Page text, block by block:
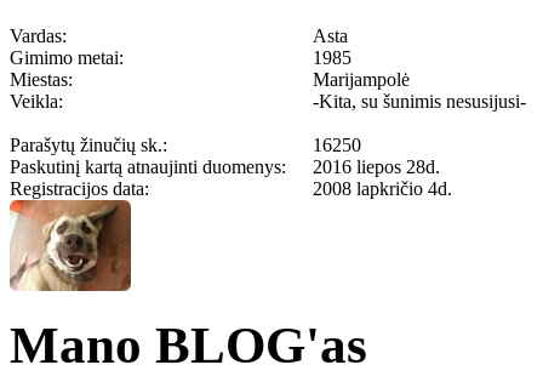
Vardas:
Asta
Gimimo metai:
1985
Miestas:
Marijampolė
Veikla:
-Kita, su šunimis nesusijusi-
Parašytų žinučių sk.:
16250
Paskutinį kartą atnaujinti duomenys:
2016 liepos 28d.
Registracijos data:
2008 lapkričio 4d.
Mano BLOG'as